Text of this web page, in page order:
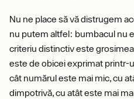
Nu ne place să vă distrugem
nu putem altfel: bumbacul nu
criteriu distinctiv este
este de obicei exprimat printr-
cât numărul este mai mic, cu
dimpotrivă, cu atât este mai